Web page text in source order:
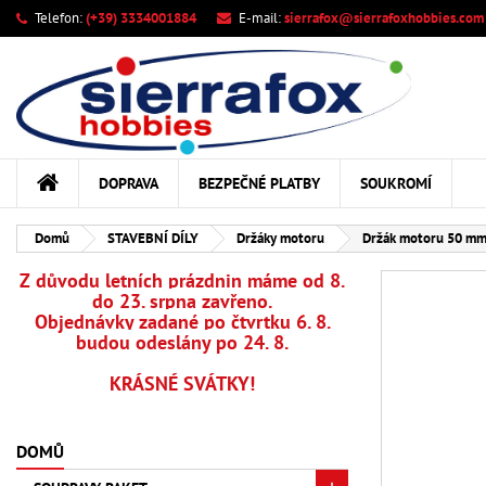
Telefon:(+39) 3334001884 E-mail:sierrafox@sierrafoxhobbies.com
DOPRAVA BEZPEČNÉ PLATBY SOUKROMÍ
Domů STAVEBNÍ DÍLY Držáky motoru Držák motoru 50
Z důvodu letních prázdnin máme od 8.
do 23. srpna zavřeno.
Objednávky zadané po čtvrtku 6. 8.
budou odeslány po 24. 8.
KRÁSNÉ SVÁTKY!
DOMŮ